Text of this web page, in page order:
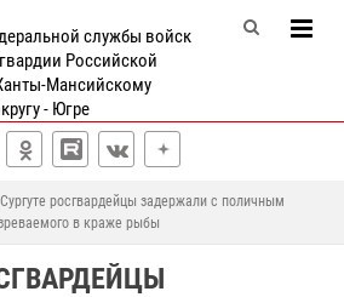
службы войск
Российской
Мансийскому
- Югре
росгвардейцы задержали с поличным
в краже рыбы